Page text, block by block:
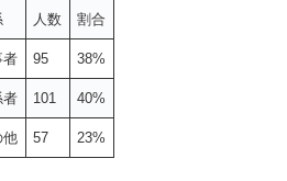
人数 割合
者 95 38%
者 101 40%
他 57 23%